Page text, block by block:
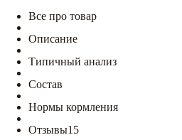
Все про товар
Описание
Типичный анализ
Состав
Нормы кормления
Отзывы15